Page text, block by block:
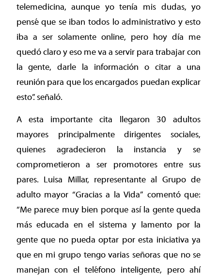
telemedicina, aunque yo tenía mis dudas, yo
pensé que se iban todos lo administrativo y esto
iba a ser solamente online, pero hoy día me
quedó claro y eso me va a servir para trabajar con
la gente, darle la información o citar a una
reunión para que los encargados puedan explicar
esto”. señaló.
A esta importante cita llegaron 30 adultos
mayores principalmente dirigentes sociales,
quienes agradecieron la instancia y se
comprometieron a ser promotores entre sus
pares. Luisa Millar, representante al Grupo de
adulto mayor “Gracias a la Vida” comentó que:
“Me parece muy bien porque así la gente queda
más educada en el sistema y lamento por la
gente que no pueda optar por esta iniciativa ya
que en mi grupo tengo varias señoras que no se
manejan con el teléfono inteligente, pero ahí